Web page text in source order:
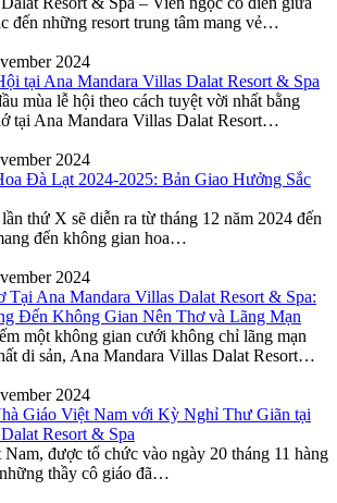
đến những resort trung tâm mang vẻ…
2024
tại Ana Mandara Villas Dalat Resort & Spa
mùa lễ hội theo cách tuyệt vời nhất bằng
tại Ana Mandara Villas Dalat Resort…
2024
Đà Lạt 2024-2025: Bản Giao Hưởng Sắc
thứ X sẽ diễn ra từ tháng 12 năm 2024 đến
đến không gian hoa…
2024
Ana Mandara Villas Dalat Resort & Spa:
Đến Không Gian Nên Thơ và Lãng Mạn
một không gian cưới không chỉ lãng mạn
di sản, Ana Mandara Villas Dalat Resort…
2024
Giáo Việt Nam với Kỳ Nghỉ Thư Giãn tại
Resort & Spa
được tổ chức vào ngày 20 tháng 11 hàng
thầy cô giáo đã…